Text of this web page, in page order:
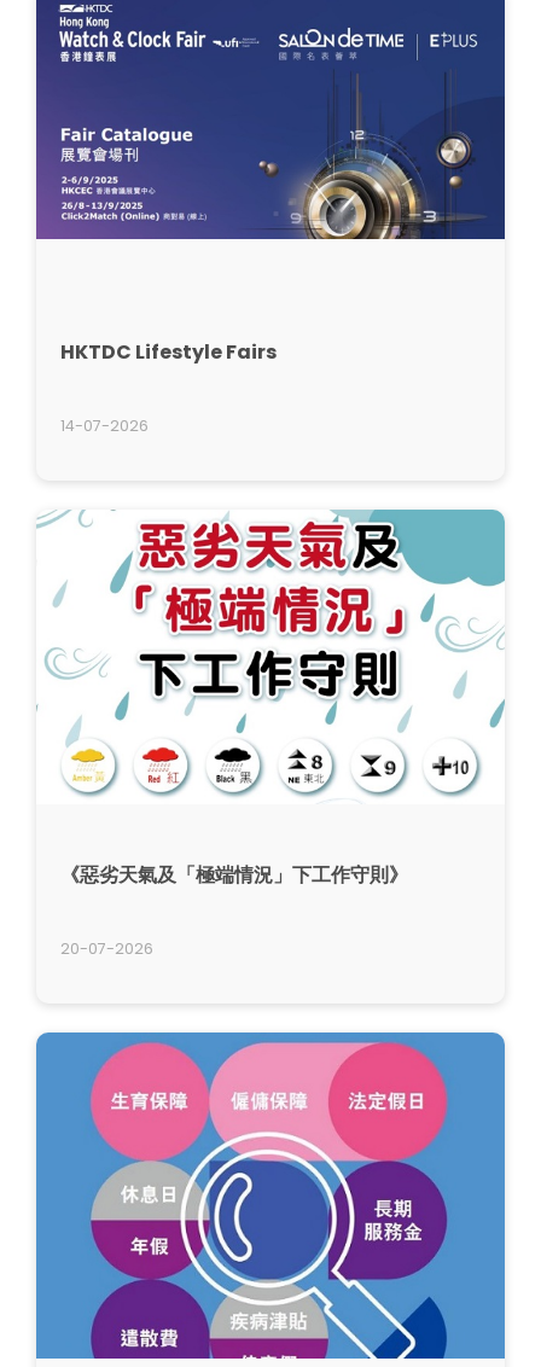
HKTDC Lifestyle Fairs
14-07-2026
《惡劣天氣及「極端情況」下工作守則》
20-07-2026